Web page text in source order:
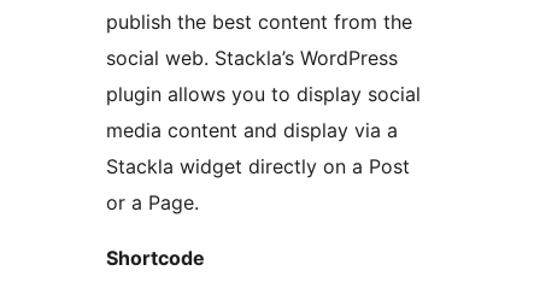
publish the best content from the
social web. Stackla’s WordPress
plugin allows you to display social
media content and display via a
Stackla widget directly on a Post
or a Page.
Shortcode